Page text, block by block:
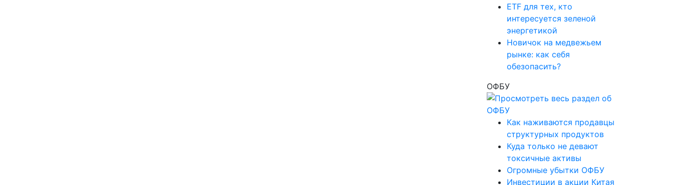
ETF для тех, кто
интересуется зеленой
энергетикой
Новичок на медвежьем
рынке: как себя
обезопасить?
ОФБУ
Как наживаются продавцы
структурных продуктов
Куда только не девают
токсичные активы
Огромные убытки ОФБУ
Инвестиции в акции Китая